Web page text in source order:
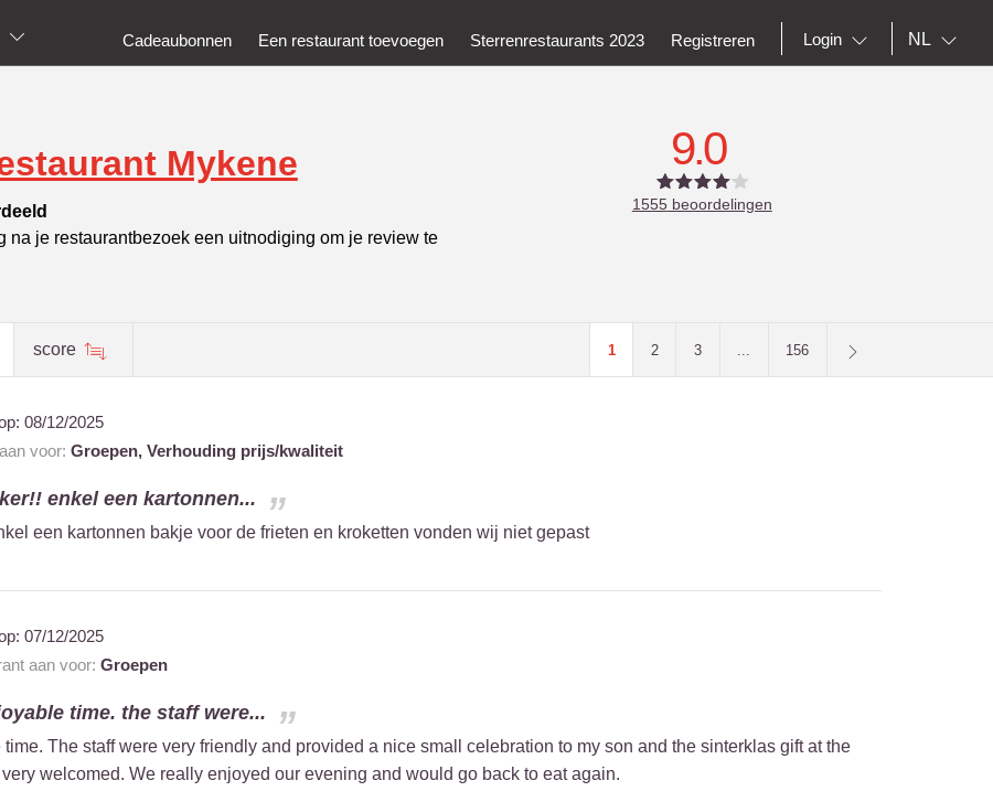
Cadeaubonnen Een restaurant toevoegen Sterrenrestaurants 2023 Registreren Login NL
Mykene
na je restaurantbezoek een uitnodiging om je review te
9.0
1555beoordelingen
score 1 2 3 ... 156
08/12/2025
voor: Groepen, Verhouding prijs/kwaliteit
enkel een kartonnen...
een kartonnen bakje voor de frieten en kroketten vonden wij niet gepast
07/12/2025
aan voor: Groepen
time. the staff were...
The staff were very friendly and provided a nice small celebration to my son and the sinterklas gift at the
welcomed. We really enjoyed our evening and would go back to eat again.